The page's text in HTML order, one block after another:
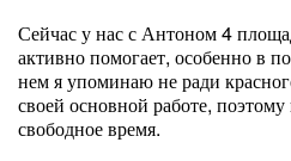
Сейчас у нас с Антоном 4
активно помогает, особенно в
нем я упоминаю не ради
своей основной работе, поэтому
свободное время.